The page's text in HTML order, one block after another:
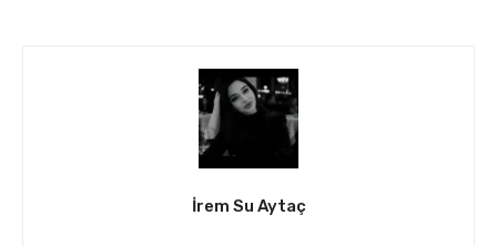
İrem Su Aytaç